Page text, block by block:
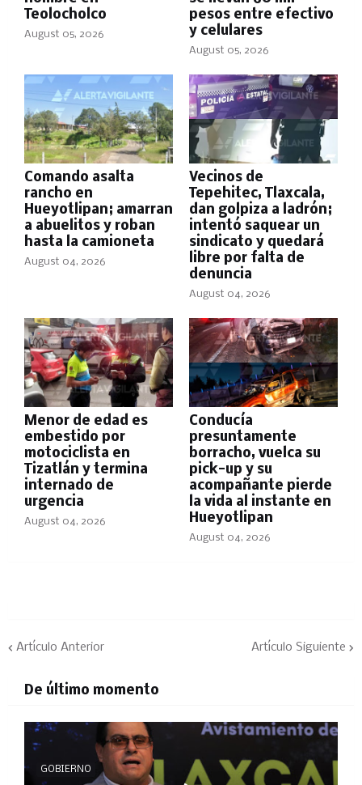
Teolocholco
August 05, 2026
pesos entre efectivo
y celulares
August 05, 2026
Comando asalta
rancho en
Hueyotlipan; amarran
a abuelitos y roban
hasta la camioneta
August 04, 2026
Vecinos de
Tepehitec, Tlaxcala,
dan golpiza a ladrón;
intentó saquear un
sindicato y quedará
libre por falta de
denuncia
August 04, 2026
Menor de edad es
embestido por
motociclista en
Tizatlán y termina
internado de
urgencia
August 04, 2026
Conducía
presuntamente
borracho, vuelca su
pick-up y su
acompañante pierde
la vida al instante en
Hueyotlipan
August 04, 2026
Artículo Anterior Artículo Siguiente
De último momento
GOBIERNO